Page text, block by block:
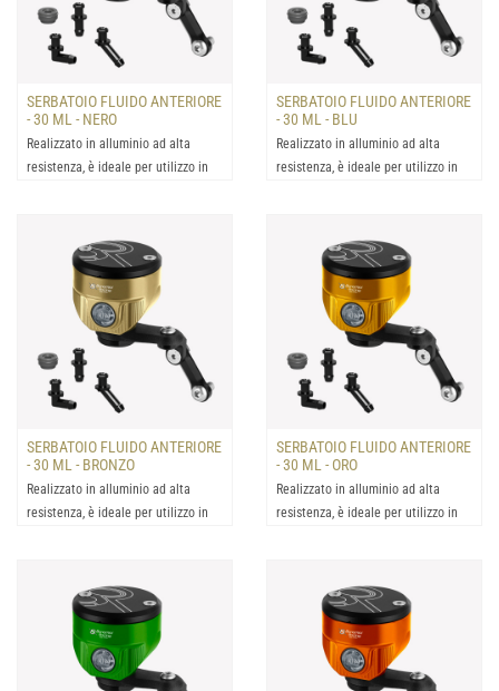
SERBATOIO FLUIDO ANTERIORE
- 30 ML - NERO
Realizzato in alluminio ad alta
resistenza, è ideale per utilizzo in
SERBATOIO FLUIDO ANTERIORE
- 30 ML - BLU
Realizzato in alluminio ad alta
resistenza, è ideale per utilizzo in
SERBATOIO FLUIDO ANTERIORE
- 30 ML - BRONZO
Realizzato in alluminio ad alta
resistenza, è ideale per utilizzo in
SERBATOIO FLUIDO ANTERIORE
- 30 ML - ORO
Realizzato in alluminio ad alta
resistenza, è ideale per utilizzo in